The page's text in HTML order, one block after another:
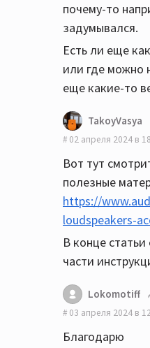
почему-то
задумывался.
Есть ли еще
или где можно
еще какие-то
TakoyVasya
02 апреля 2024 в
Вот тут
полезные
https://
loudspeakers-
В конце
части
Lokomotiff
03 апреля 2024 в
Благодарю